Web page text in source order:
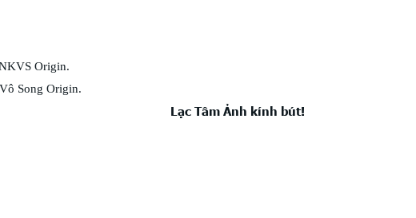
Origin.
Song Origin.
Lạc Tâm Ảnh kính bút!